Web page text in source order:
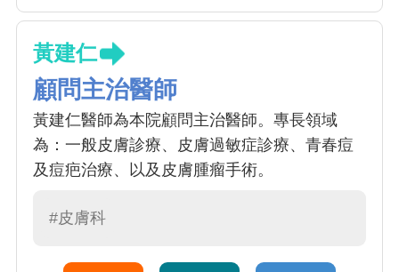
黃建仁
顧問主治醫師
黃建仁醫師為本院顧問主治醫師。專長領域
為：一般皮膚診療、皮膚過敏症診療、青春痘
及痘疤治療、以及皮膚腫瘤手術。
#皮膚科